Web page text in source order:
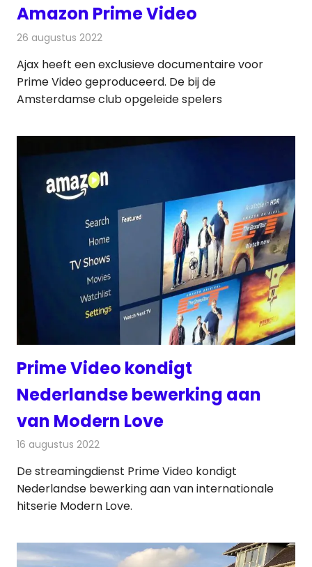
Amazon Prime Video
26 augustus 2022
Ajax heeft een exclusieve documentaire voor
Prime Video geproduceerd. De bij de
Amsterdamse club opgeleide spelers
Prime Video kondigt
Nederlandse bewerking aan
van Modern Love
16 augustus 2022
De streamingdienst Prime Video kondigt
Nederlandse bewerking aan van internationale
hitserie Modern Love.